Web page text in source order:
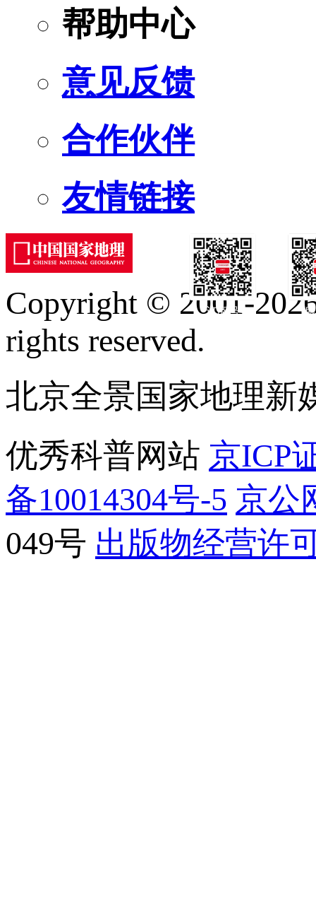
帮助中心
意见反馈
合作伙伴
友情链接
订阅号
Copyright © 2001-
rights reserved.
北京全景国家地理新
优秀科普网站 京ICP
备10014304号-5 京公
049号 出版物经营许